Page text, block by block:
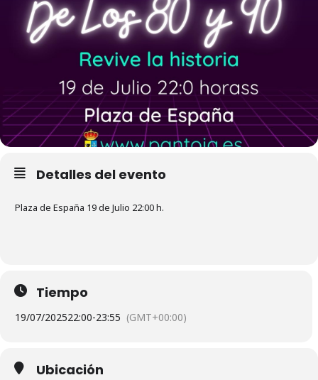
Detalles del evento
Plaza de España 19 de Julio 22:00 h.
Tiempo
19/07/202522:00-23:55 (GMT+00:00)
Ubicación